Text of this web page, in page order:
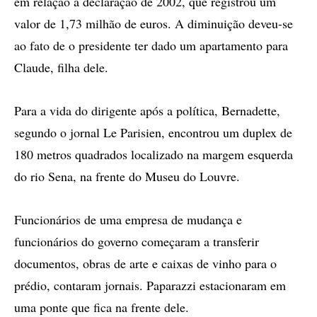
valor de 1,73 milhão de euros. A diminuição deveu-se
ao fato de o presidente ter dado um apartamento para
Claude, filha dele.
Para a vida do dirigente após a política, Bernadette,
segundo o jornal Le Parisien, encontrou um duplex de
180 metros quadrados localizado na margem esquerda
do rio Sena, na frente do Museu do Louvre.
Funcionários de uma empresa de mudança e
funcionários do governo começaram a transferir
documentos, obras de arte e caixas de vinho para o
prédio, contaram jornais. Paparazzi estacionaram em
uma ponte que fica na frente dele.